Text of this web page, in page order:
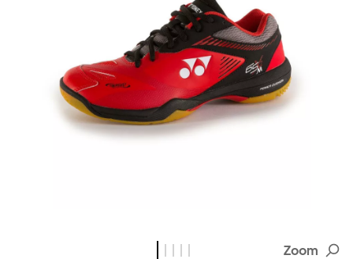
Zoom